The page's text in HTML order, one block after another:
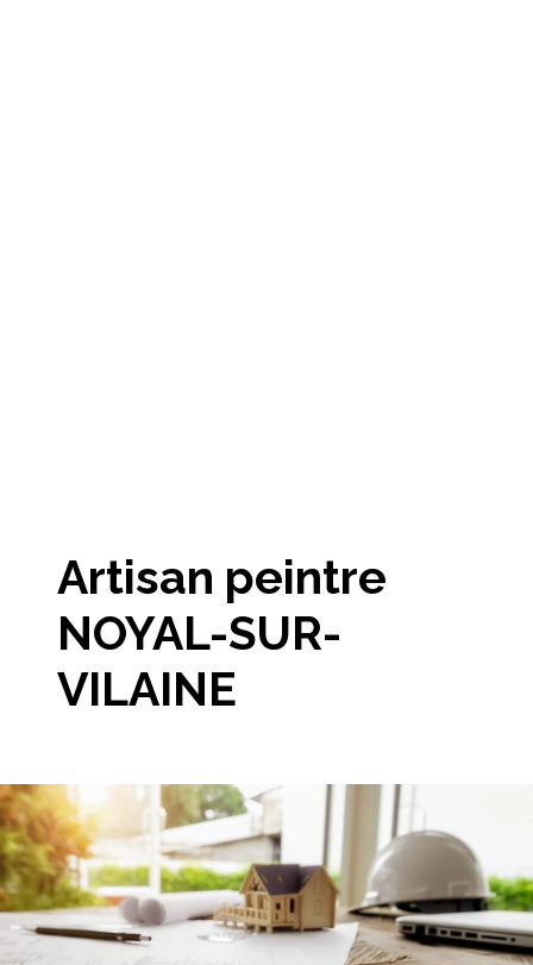
Artisan peintre
NOYAL-SUR-
VILAINE